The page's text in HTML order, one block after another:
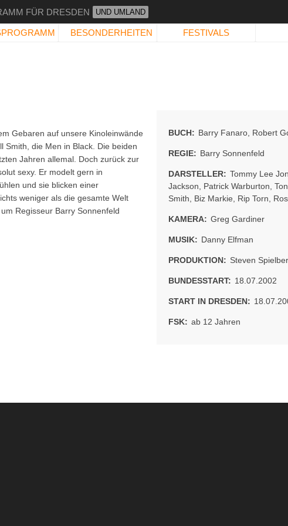
FÜR DRESDEN UND UMLAND
BESONDERHEITEN FESTIVALS
Gebaren auf unsere Kinoleinwände
Smith, die Men in Black. Die beiden
Jahren allemal. Doch zurück zur
sexy. Er modelt gern in
und sie blicken einer
weniger als die gesamte Welt
Regisseur Barry Sonnenfeld
BUCH: Barry Fanaro Robert
REGIE: Barry Sonnenfeld
DARSTELLER: Tommy Lee
Jackson
Patrick Warburton
Smith
Biz Markie Rip Torn
KAMERA: Greg Gardiner
MUSIK: Danny Elfman
PRODUKTION: Steven
BUNDESSTART: 18.07.2002
START IN DRESDEN:
FSK: ab 12 Jahren